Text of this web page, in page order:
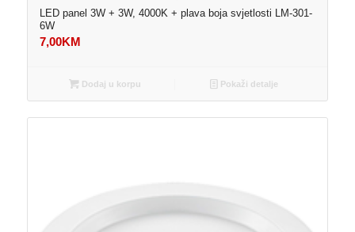
LED panel 3W + 3W, 4000K + plava boja svjetlosti LM-301-
6W
7,00KM
Dodaj u korpu Pokaži detalje